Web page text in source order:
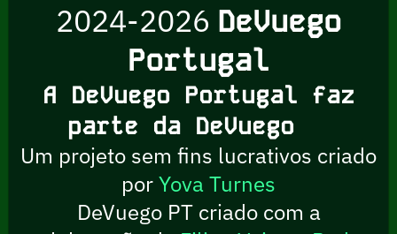
2024-2026 DeVuego
Portugal
A DeVuego Portugal faz
parte da DeVuego
Um projeto sem fins lucrativos criado
porYova Turnes
DeVuego PT criado com a